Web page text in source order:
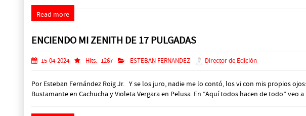
Read more
ENCIENDO MI ZENITH DE 17 PULGADAS
15-04-2024 Hits: 1267 ESTEBAN FERNANDEZ Director de Edición
Por Esteban Fernández Roig Jr. Y se los juro, nadie me lo contó, los vi con mis propios
Bustamante en Cachucha y Violeta Vergara en Pelusa. En “Aquí todos hacen de todo”